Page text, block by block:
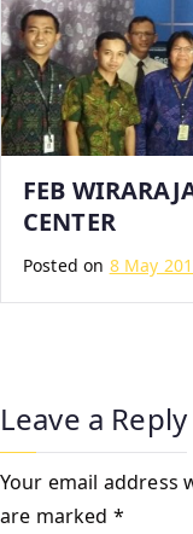
FEB
CENTER
Posted on 8 May
Leave a Reply
Your email address
are marked *